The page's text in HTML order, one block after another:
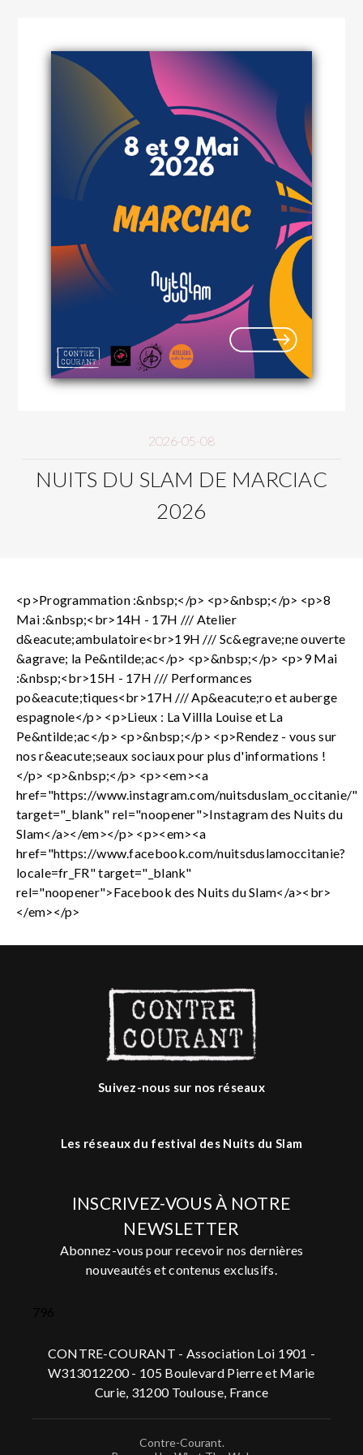
2026-05-08
NUITS DU SLAM DE MARCIAC
2026
<p>Programmation :&nbsp;</p> <p>&nbsp;</p> <p>8
Mai :&nbsp;<br>14H - 17H /// Atelier
d&eacute;ambulatoire<br>19H /// Sc&egrave;ne ouverte
&agrave; la Pe&ntilde;ac</p> <p>&nbsp;</p> <p>9 Mai
:&nbsp;<br>15H - 17H /// Performances
po&eacute;tiques<br>17H /// Ap&eacute;ro et auberge
espagnole</p> <p>Lieux : La Villla Louise et La
Pe&ntilde;ac</p> <p>&nbsp;</p> <p>Rendez - vous sur
nos r&eacute;seaux sociaux pour plus d'informations !
</p> <p>&nbsp;</p> <p><em><a
href="https://www.instagram.com/nuitsduslam_occitanie/"
target="_blank" rel="noopener">Instagram des Nuits du
Slam</a></em></p> <p><em><a
href="https://www.facebook.com/nuitsduslamoccitanie?
locale=fr_FR" target="_blank"
rel="noopener">Facebook des Nuits du Slam</a><br>
</em></p>
Suivez-nous sur nos réseaux
Les réseaux du festival des Nuits du Slam
INSCRIVEZ-VOUS À NOTRE
NEWSLETTER
Abonnez-vous pour recevoir nos dernières
nouveautés et contenus exclusifs.
CONTRE-COURANT - Association Loi 1901 -
W313012200 - 105 Boulevard Pierre et Marie
Curie, 31200 Toulouse, France
Contre-Courant.